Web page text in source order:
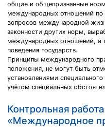
общие и общепризнанные
международных отношений
вопросов международной
законности других норм,
международных отношений, а
поведения государств.
Принципы международного
положения, не могут быть
установлениями
учётом специальных
Контрольная
«Международное